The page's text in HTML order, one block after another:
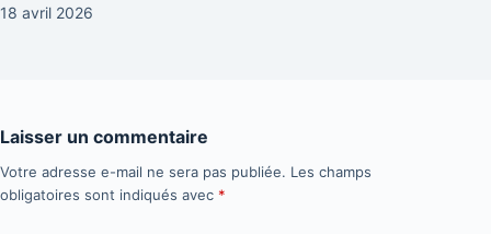
18 avril 2026
Laisser un commentaire
Votre adresse e-mail ne sera pas publiée. Les champs
obligatoires sont indiqués avec *